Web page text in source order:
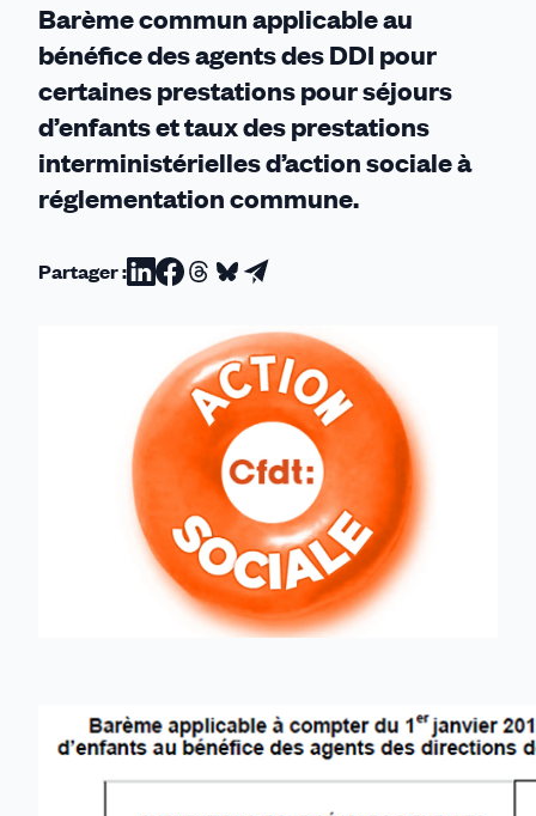
Barème commun applicable au
bénéfice des agents des DDI pour
certaines prestations pour séjours
d’enfants et taux des prestations
interministérielles d’action sociale à
réglementation commune.
Partager :Partager
Linkedin
Partager
Facebook
Partager
Threads
Partager
Bluesky
Partager
email